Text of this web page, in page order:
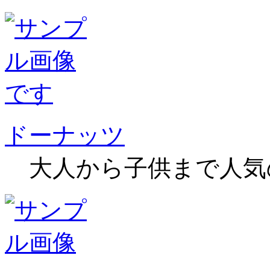
ドーナッツ
大人から子供まで人